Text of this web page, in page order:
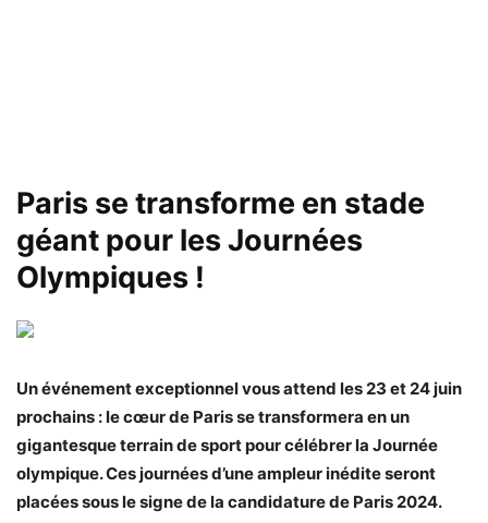
Paris se transforme en stade
géant pour les Journées
Olympiques !
Un événement exceptionnel vous attend les 23 et 24 juin
prochains : le cœur de Paris se transformera en un
gigantesque terrain de sport pour célébrer la Journée
olympique. Ces journées d’une ampleur inédite seront
placées sous le signe de la candidature de Paris 2024.